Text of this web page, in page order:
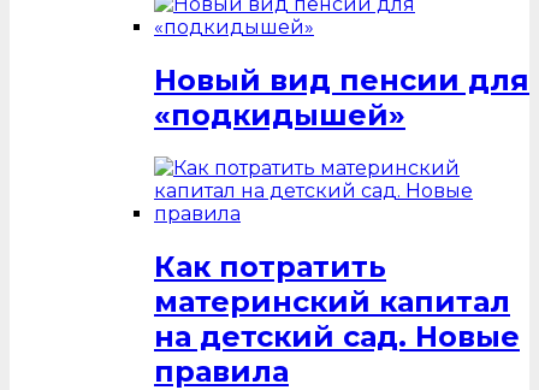
Новый вид пенсии для
«подкидышей»
Как потратить
материнский капитал
на детский сад. Новые
правила